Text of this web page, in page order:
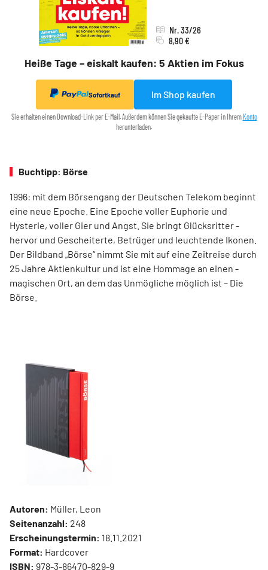
Heiße Tage – eiskalt kaufen: 5 Aktien im Fokus
Nr. 33/26
8,90 €
Sofortkauf Im Shop kaufen
Sie erhalten einen Download-Link per E-Mail. Außerdem können Sie gekaufte E-Paper in Ihrem Konto
herunterladen.
Buchtipp: Börse
1996: mit dem ­Börsen­­gang der Deutschen Telekom ­beginnt
eine neue ­Epoche. Eine Epoche voller ­Euphorie und
Hysterie, ­voller Gier und Angst. Sie bringt Glücksritter ­
hervor und ­Gescheiterte, ­Betrüger und leuchtende Ikonen.
Der Bildband ­„Börse“ nimmt Sie mit auf eine Zeit­reise durch
25 Jahre Aktienkultur und ist eine Hommage an ­einen ­
magischen Ort, an dem das Unmögliche ­möglich ist – Die
Börse.
Autoren: Müller, Leon
Seitenanzahl: 248
Erscheinungstermin: 18.11.2021
Format: Hardcover
ISBN: 978-3-86470-829-9